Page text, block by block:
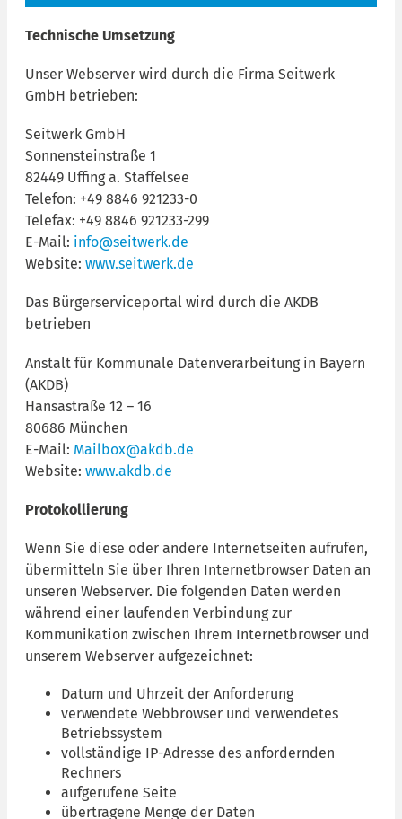
Technische Umsetzung
Unser Webserver wird durch die Firma Seitwerk
GmbH betrieben:
Seitwerk GmbH
Sonnensteinstraße 1
82449 Uffing a. Staffelsee
Telefon: +49 8846 921233-0
Telefax: +49 8846 921233-299
E-Mail: info@seitwerk.de
Website: www.seitwerk.de
Das Bürgerserviceportal wird durch die AKDB
betrieben
Anstalt für Kommunale Datenverarbeitung in Bayern
(AKDB)
Hansastraße 12 – 16
80686 München
E-Mail: Mailbox@akdb.de
Website: www.akdb.de
Protokollierung
Wenn Sie diese oder andere Internetseiten aufrufen,
übermitteln Sie über Ihren Internetbrowser Daten an
unseren Webserver. Die folgenden Daten werden
während einer laufenden Verbindung zur
Kommunikation zwischen Ihrem Internetbrowser und
unserem Webserver aufgezeichnet:
Datum und Uhrzeit der Anforderung
verwendete Webbrowser und verwendetes
Betriebssystem
vollständige IP-Adresse des anfordernden
Rechners
aufgerufene Seite
übertragene Menge der Daten